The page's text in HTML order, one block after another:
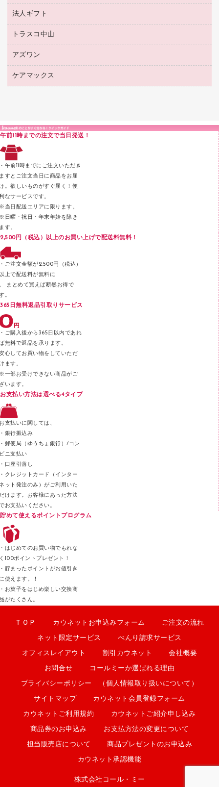
パイプ式ファイル
その他ファイル
クリヤーホルダー
クリヤーブック（差替式）
クリヤーブック（固定式）
Ｚ式ファイル
２穴リフィル・２穴インデックス
ボールペン（油性）
ボールペン（ゲルインク）
シャープペンシル用替芯
針なしステープラー
紙めくり
裁断機
印章用品
ラベル類
メンディングテープ
メッシュケース／ペンケース
フロアケース
ブックエンド／ブックスタンド
パンチ
テープカッター
その他文具
セロハンテープ
スティックのり
クリップ
カッター
陳列什器
紙手提げ袋
レジ・ポリ袋
ディスプレイ用品
カウンター／お会計用品
東急ハンズ
法人ギフト
高島屋
高島屋（食品・飲料）
カウネットギフト（食品・飲料）
トラスコ中山
建築・作業用品
アズワン
医療・介護用品（食品・飲料・食添製品）
ケアマックス
午前11時までの注文で当日発送！
午前11時までにご注文いただき
すとご注文当日に商品をお届
。欲しいものがすぐ届く！便
なサービスです。
当日配送エリアに限ります。
日曜・祝日・年末年始を除き
す。
2,500円（税込）以上のお買い上げで配送料無料！
ご注文金額が2,500円（税込）
上で配送料が無料に
まとめて買えば断然お得で
。
365日無料返品引取りサービス
ご購入後から365日以内であれ
無料で返品を承ります。
心してお買い物をしていただ
ます。
一部お受けできない商品がご
います。
お支払い方法は選べる4タイプ
支払いに関しては、
銀行振込み
郵便局（ゆうちょ銀行）/コン
ニ支払い
口座引落し
クレジットカード（インター
ット発注のみ）がご利用いた
けます。お客様にあった方法
お支払いください。
貯めて使えるポイントプログラム
はじめてのお買い物でもれな
100ポイントプレゼント！
貯まったポイントがお値引き
使えます。！
お菓子をはじめ楽しい交換商
がたくさん。
ＴＯＰ カウネットお申込みフォーム ご注文の流れ
ネット限定サービス べんり請求サービス
オフィスレイアウト 割引カウネット 会社概要
お問合せ コールミーか選ばれる理由
プライバシーポリシー （個人情報取り扱いについて）
サイトマップ カウネット会員登録フォーム
カウネットご利用規約 カウネットご紹介申し込み
商品券のお申込み お支払方法の変更について
担当販売店について 商品プレゼントのお申込み
カウネット承認機能
株式会社コール・ミー